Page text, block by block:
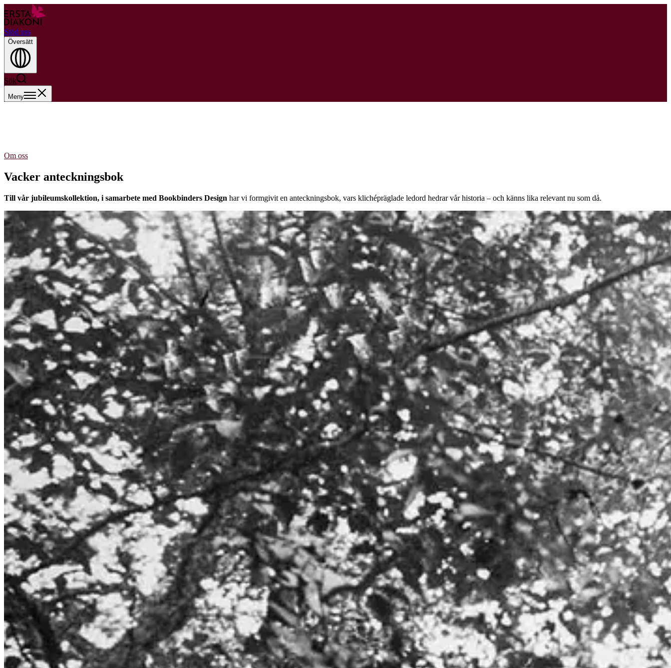
Stöd oss
Översätt
Sök
Meny
Om oss
Vacker anteckningsbok
Till vår jubileumskollektion, i samarbete med Bookbinders Design har vi formgivit en anteckningsbok, vars klichépräglade ledord hedrar vår historia – och känns lika relevant nu som då.